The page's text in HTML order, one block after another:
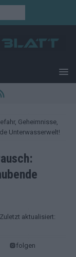
Geheimnisse,
Unterwasserwelt!
Zuletzt aktualisiert:
folgen